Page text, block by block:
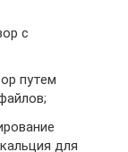
с
путем
для